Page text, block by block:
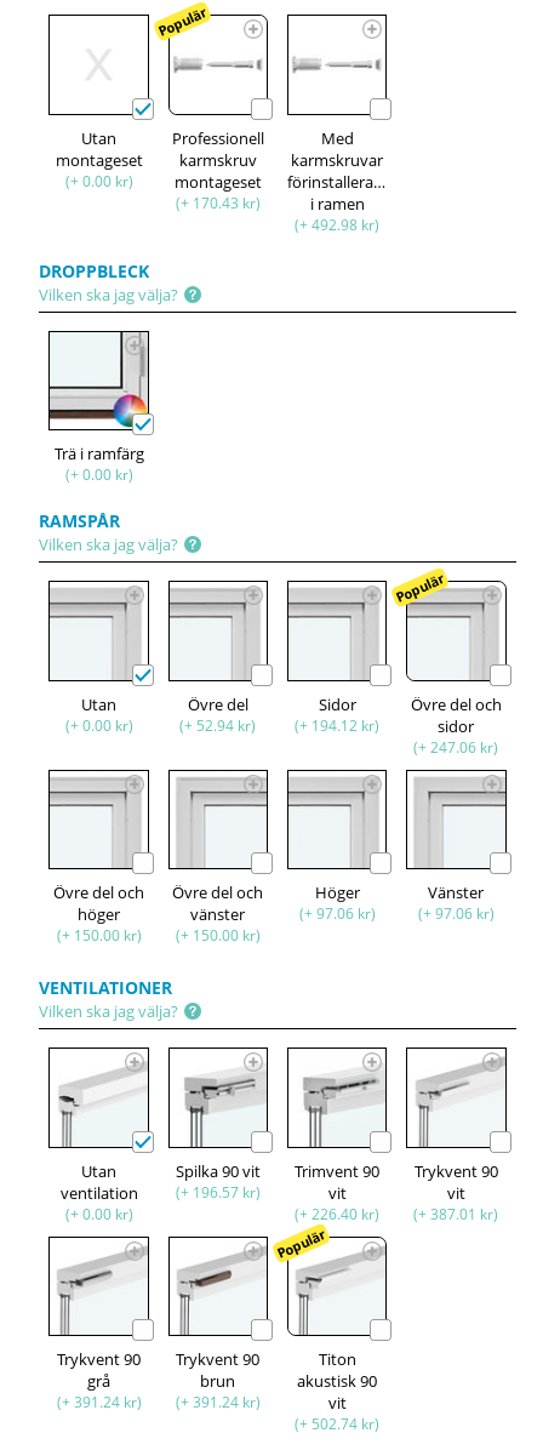
Utan
montageset
(+ 0.00 kr)
Populär
Professionell
karmskruv
montageset
(+ 170.43 kr)
Med
karmskruvar
förinstallerade
i ramen
(+ 492.98 kr)
DROPPBLECK
Vilken ska jag välja?
Trä i ramfärg
(+ 0.00 kr)
RAMSPÅR
Vilken ska jag välja?
Utan
(+ 0.00 kr)
Övre del
(+ 52.94 kr)
Sidor
(+ 194.12 kr)
Populär
Övre del och
sidor
(+ 247.06 kr)
Övre del och
höger
(+ 150.00 kr)
Övre del och
vänster
(+ 150.00 kr)
Höger
(+ 97.06 kr)
Vänster
(+ 97.06 kr)
VENTILATIONER
Vilken ska jag välja?
Utan
ventilation
(+ 0.00 kr)
Spilka 90 vit
(+ 196.57 kr)
Trimvent 90
vit
(+ 226.40 kr)
Trykvent 90
vit
(+ 387.01 kr)
Trykvent 90
grå
(+ 391.24 kr)
Trykvent 90
brun
(+ 391.24 kr)
Populär
Titon
akustisk 90
vit
(+ 502.74 kr)